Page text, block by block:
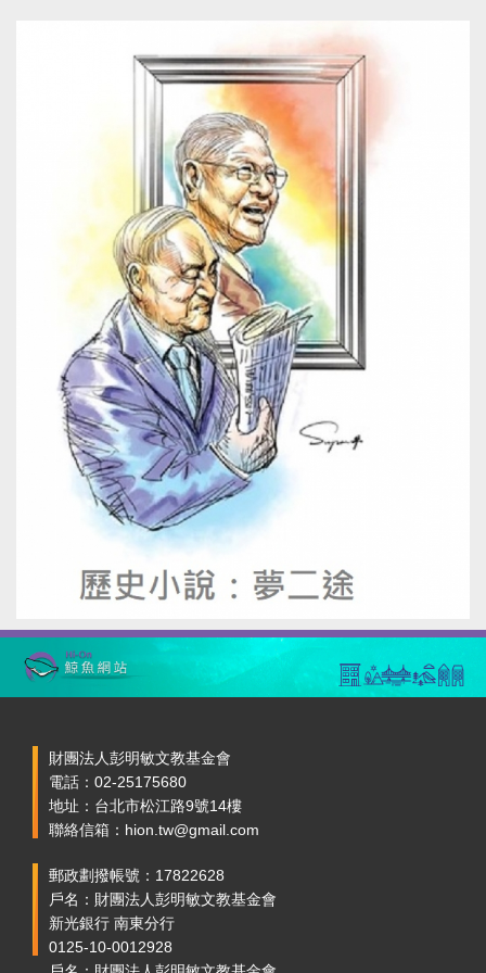
財團法人彭明敏文教基金會
電話：02-25175680
地址：台北市松江路9號14樓
聯絡信箱：hion.tw@gmail.com
郵政劃撥帳號：17822628
戶名：財團法人彭明敏文教基金會
新光銀行 南東分行
0125-10-0012928